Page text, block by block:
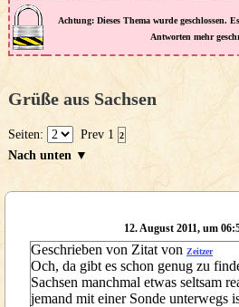
Achtung: Dieses Thema wurde geschlossen.
Antworten mehr
Grüße aus Sachsen
Seiten: Prev 1 2
Nach unten ▼
12. August 2011, um
Geschrieben von Zitat von Zeitzer
Och, da gibt es schon genug zu
Sachsen manchmal etwas seltsam
jemand mit einer Sonde unterwegs